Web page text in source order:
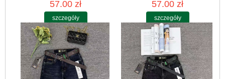
57.00 zł
szczegóły
57.00 zł
szczegóły